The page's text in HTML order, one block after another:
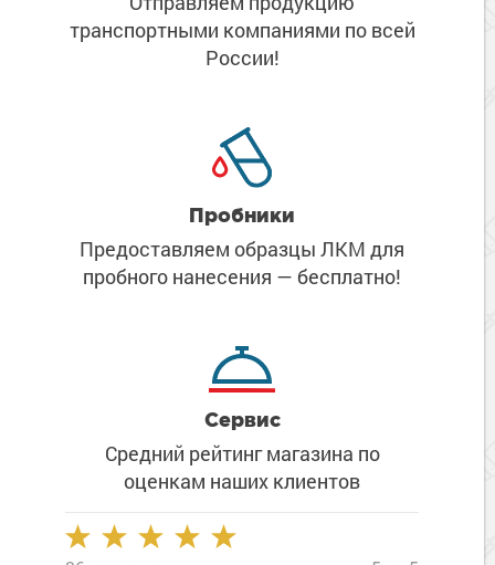
транспортными компаниями по всей
России!
Пробники
Предоставляем образцы ЛКМ для
пробного нанесения — бесплатно!
Сервис
Средний рейтинг магазина по
оценкам наших клиентов